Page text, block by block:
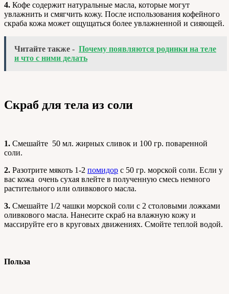
4. Кофе содержит натуральные масла, которые могут
увлажнить и смягчить кожу. После использования кофейного
скраба кожа может ощущаться более увлажненной и сияющей.
Читайте также - Почему появляются родинки на теле
и что с ними делать
Скраб для тела из соли
1. Смешайте 50 мл. жирных сливок и 100 гр. поваренной
соли.
2. Разотрите мякоть 1-2 помидор с 50 гр. морской соли. Если у
вас кожа очень сухая влейте в полученную смесь немного
растительного или оливкового масла.
3. Смешайте 1/2 чашки морской соли с 2 столовыми ложками
оливкового масла. Нанесите скраб на влажную кожу и
массируйте его в круговых движениях. Смойте теплой водой.
Польза